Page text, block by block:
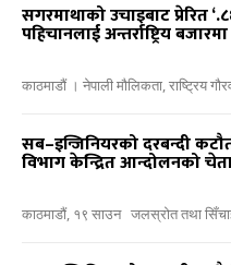
सगरमाथाको उचाइबाट प्रेरित
पहिचानलाई अन्तर्राष्ट्रिय
काठमाडौं । नेपाली मौलिकता, राष्ट्रिय
सब–इन्जिनियरको दरबन्दी
विभाग केन्द्रित आन्दोलनको
काठमाडौं, १९ साउन जलस्रोत तथा सिँचाइ